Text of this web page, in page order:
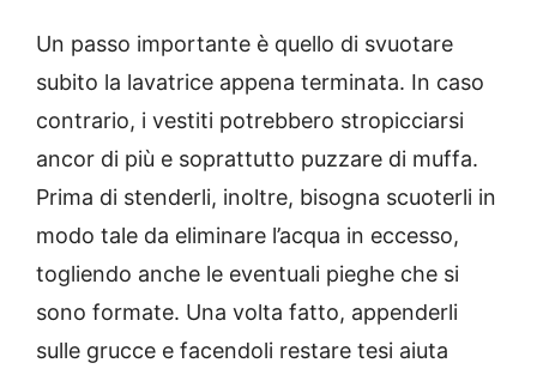
Un passo importante è quello di svuotare
subito la lavatrice appena terminata. In caso
contrario, i vestiti potrebbero stropicciarsi
ancor di più e soprattutto puzzare di muffa.
Prima di stenderli, inoltre, bisogna scuoterli in
modo tale da eliminare l’acqua in eccesso,
togliendo anche le eventuali pieghe che si
sono formate. Una volta fatto, appenderli
sulle grucce e facendoli restare tesi aiuta